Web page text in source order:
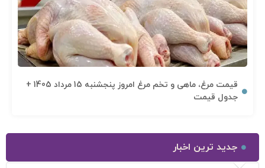
قیمت مرغ، ماهی و تخم مرغ امروز پنجشنبه 15 مرداد 1405 +
جدول قیمت
جدید ترین اخبار